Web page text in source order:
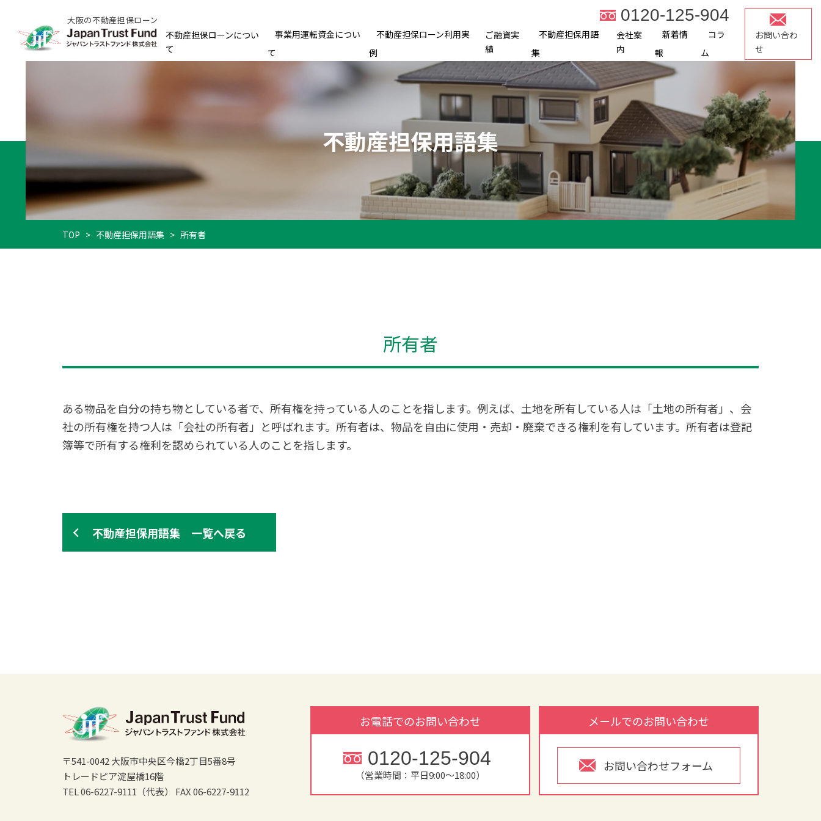
大阪の不動産担保ローン 0120-125-904
不動産担保ローンについ
て
事業用運転資金につい
て
不動産担保ローン利用実
例
ご融資実
績
不動産担保用語
集
会社案
内
新着情
報
コラ
ム
お問い合わ
せ
不動産担保用語集
TOP > 不動産担保用語集 > 所有者
所有者
ある物品を自分の持ち物としている者で、所有権を持っている人のことを指します。例えば、土地を所有している人は「土地の所有者」、会
社の所有権を持つ人は「会社の所有者」と呼ばれます。所有者は、物品を自由に使用・売却・廃棄できる権利を有しています。所有者は登記
簿等で所有する権利を認められている人のことを指します。
不動産担保用語集 一覧へ戻る
〒541-0042 大阪市中央区今橋2丁目5番8号
トレードピア淀屋橋16階
TEL 06-6227-9111（代表）
FAX 06-6227-9112
お電話でのお問い合わせ
0120-125-904
（営業時間：平日9:00～18:00）
メールでのお問い合わせ
お問い合わせフォーム